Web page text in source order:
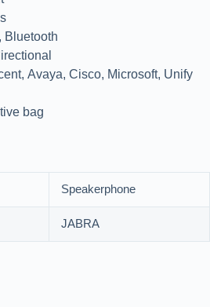
Bluetooth
Avaya, Cisco, Microsoft, Unify
bag
Speakerphone
JABRA